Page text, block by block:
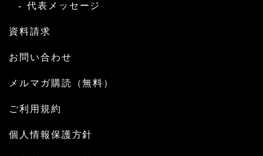
代表メッセージ
資料請求
お問い合わせ
メルマガ購読（無料）
ご利用規約
個人情報保護方針